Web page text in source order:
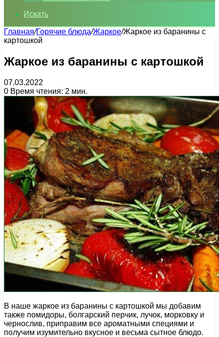
Искать
Главная/Горячие блюда/Жаркое/Жаркое из баранины с
картошкой
Жаркое из баранины с картошкой
07.03.2022
0 Время чтения: 2 мин.
В наше жаркое из баранины с картошкой мы добавим
также помидоры, болгарский перчик, лучок, морковку и
чернослив, приправим все ароматными специями и
получим изумительно вкусное и весьма сытное блюдо.